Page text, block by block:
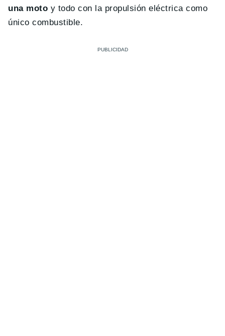
una moto y todo con la propulsión eléctrica como
único combustible.